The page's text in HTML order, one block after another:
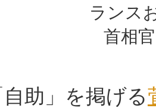
首相
助」を掲げる